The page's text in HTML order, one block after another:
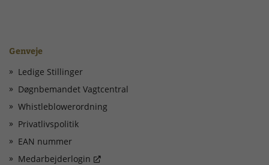
Genveje
Ledige Stillinger
Døgnbemandet Vagtcentral
Whistleblowerordning
Privatlivspolitik
EAN nummer
Medarbejderlogin